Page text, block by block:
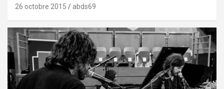
26 octobre 2015 abds69